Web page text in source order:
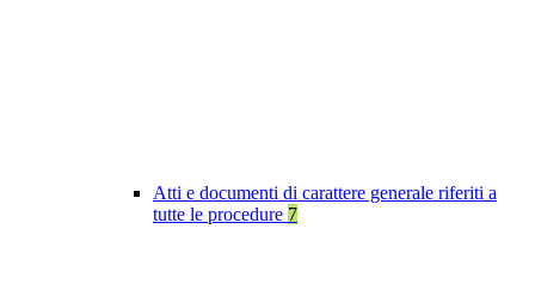
Atti e documenti di carattere generale riferiti a
tutte le procedure 7